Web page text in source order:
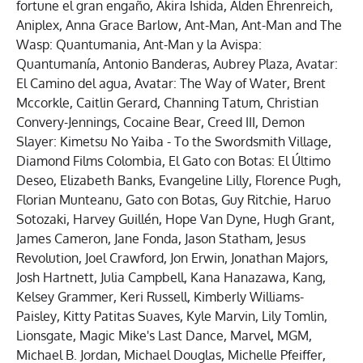
fortune el gran engaño, Akira Ishida, Alden Ehrenreich,
Aniplex, Anna Grace Barlow, Ant-Man, Ant-Man and The
Wasp: Quantumania, Ant-Man y la Avispa:
Quantumanía, Antonio Banderas, Aubrey Plaza, Avatar:
El Camino del agua, Avatar: The Way of Water, Brent
Mccorkle, Caitlin Gerard, Channing Tatum, Christian
Convery-Jennings, Cocaine Bear, Creed III, Demon
Slayer: Kimetsu No Yaiba - To the Swordsmith Village,
Diamond Films Colombia, El Gato con Botas: El Último
Deseo, Elizabeth Banks, Evangeline Lilly, Florence Pugh,
Florian Munteanu, Gato con Botas, Guy Ritchie, Haruo
Sotozaki, Harvey Guillén, Hope Van Dyne, Hugh Grant,
James Cameron, Jane Fonda, Jason Statham, Jesus
Revolution, Joel Crawford, Jon Erwin, Jonathan Majors,
Josh Hartnett, Julia Campbell, Kana Hanazawa, Kang,
Kelsey Grammer, Keri Russell, Kimberly Williams-
Paisley, Kitty Patitas Suaves, Kyle Marvin, Lily Tomlin,
Lionsgate, Magic Mike's Last Dance, Marvel, MGM,
Michael B. Jordan, Michael Douglas, Michelle Pfeiffer,